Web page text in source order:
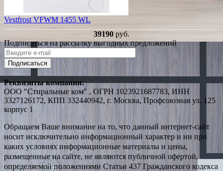
Vestfrost VFWM 1455 WL
39190 руб.
Подписаться на рассылку выгодных предложений
Подписаться
Реквизиты компании:
ООО "Стиральные ком" , ОГРН 1023921687783, ИНН
3327126172, КПП 332440942, г. Москва, Профсоюзная ул. 125
корпус 1
Обращаем Ваше внимание на то, что данный интернет-сайт
носит исключительно информационный характер и ни при
каких условиях информационные материалы и цены,
размещенные на сайте, не являются публичной офертой,
определяемой положениями Статьи 437 Гражданского кодекса